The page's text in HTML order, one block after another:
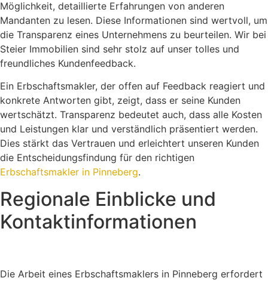
Möglichkeit, detaillierte Erfahrungen von anderen
Mandanten zu lesen. Diese Informationen sind wertvoll, um
die Transparenz eines Unternehmens zu beurteilen. Wir bei
Steier Immobilien sind sehr stolz auf unser tolles und
freundliches Kundenfeedback.
Ein Erbschaftsmakler, der offen auf Feedback reagiert und
konkrete Antworten gibt, zeigt, dass er seine Kunden
wertschätzt. Transparenz bedeutet auch, dass alle Kosten
und Leistungen klar und verständlich präsentiert werden.
Dies stärkt das Vertrauen und erleichtert unseren Kunden
die Entscheidungsfindung für den richtigen
Erbschaftsmakler in Pinneberg.
Regionale Einblicke und
Kontaktinformationen
Die Arbeit eines Erbschaftsmaklers in Pinneberg erfordert